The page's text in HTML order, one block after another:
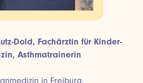
Dold, Fachärztin für Kinder-
Asthmatrainerin
in Freiburg.